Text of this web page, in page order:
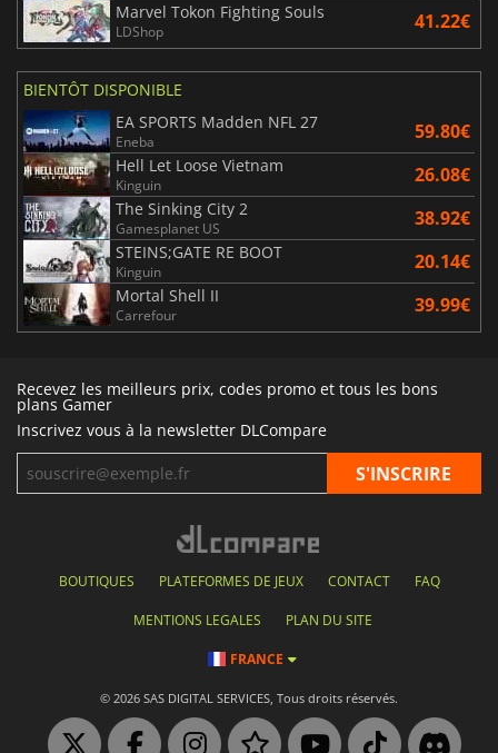
Marvel Tokon Fighting Souls
LDShop 41.22€
BIENTÔT DISPONIBLE
EA SPORTS Madden NFL 27
Eneba 59.80€
Hell Let Loose Vietnam
Kinguin 26.08€
The Sinking City 2
Gamesplanet US 38.92€
STEINS;GATE RE BOOT
Kinguin 20.14€
Mortal Shell II
Carrefour 39.99€
Recevez les meilleurs prix, codes promo et tous les bons
plans Gamer
Inscrivez vous à la newsletter DLCompare
BOUTIQUES PLATEFORMES DE JEUX CONTACT FAQ
MENTIONS LEGALES PLAN DU SITE
FRANCE
© 2026 SAS DIGITAL SERVICES, Tous droits réservés.